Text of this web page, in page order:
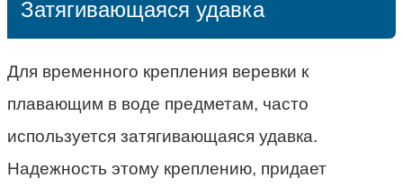
Затягивающаяся удавка
Для временного крепления веревки к
плавающим в воде предметам, часто
используется затягивающаяся удавка.
Надежность этому креплению, придает